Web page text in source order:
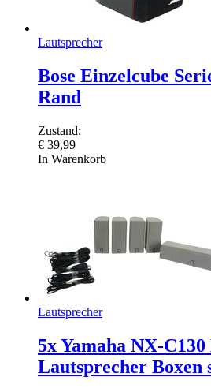
Lautsprecher
Bose Einzelcube
Rand
Zustand:
€ 39,99
In Warenkorb
Lautsprecher
5x Yamaha NX-
Lautsprecher Boxen